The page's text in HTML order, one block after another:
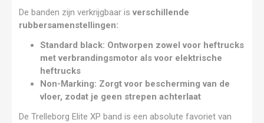
De banden zijn verkrijgbaar isverschillende
rubbersamenstellingen:
Standard black: Ontworpen zowel voor heftrucks
met verbrandingsmotor als voor elektrische
heftrucks
Non-Marking: Zorgt voor bescherming van de
vloer, zodat je geen strepen achterlaat
De Trelleborg Elite XP band is een absolute favoriet van